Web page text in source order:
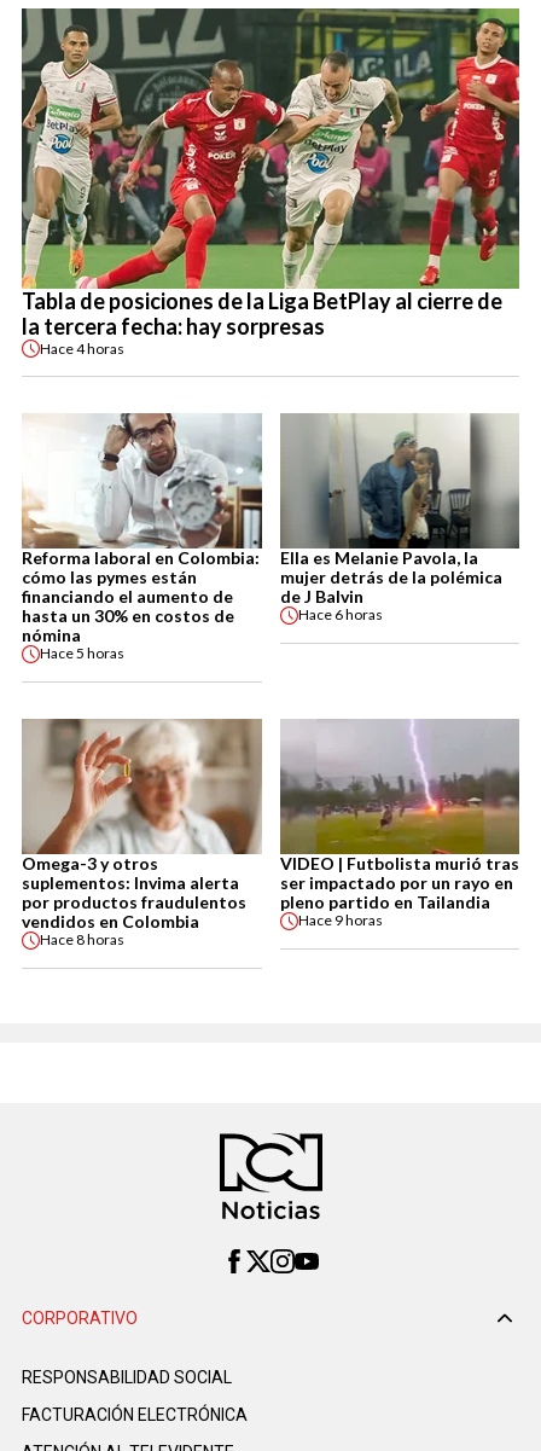
Tabla de posiciones de la Liga BetPlay al cierre de
la tercera fecha: hay sorpresas
Hace4 horas
Reforma laboral en Colombia:
cómo las pymes están
financiando el aumento de
hasta un 30% en costos de
nómina
Hace5 horas
Ella es Melanie Pavola, la
mujer detrás de la polémica
de J Balvin
Hace 6 horas
Omega-3 y otros
suplementos: Invima alerta
por productos fraudulentos
vendidos en Colombia
Hace8 horas
VIDEO | Futbolista murió tras
ser impactado por un rayo en
pleno partido en Tailandia
Hace 9 horas
CORPORATIVO
RESPONSABILIDAD SOCIAL
FACTURACIÓN ELECTRÓNICA